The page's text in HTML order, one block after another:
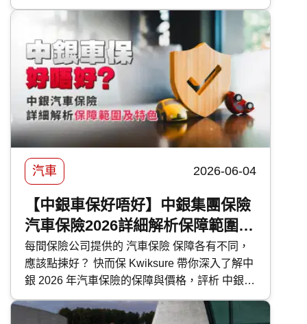
魔又毋須為續航距離而煩惱的 PHEV 插電混能
車型，便成為各大代理力谷對象。今次 快而保
便為大家盤點本地最新的 PHEV 混能車型外，
還有選購及日常使用時的注意事項。
汽車 2026-06-04
【中銀車保好唔好】中銀集團保險
汽車保險2026詳細解析保障範圍及
特色
每間保險公司提供的 汽車保險 保障各有不同，
應該點揀好？ 快而保 Kwiksure 帶你深入了解中
銀 2026 年汽車保險的保障與價格，評析 中銀汽
車保險 優缺點，助你選擇最合適的車保方案。